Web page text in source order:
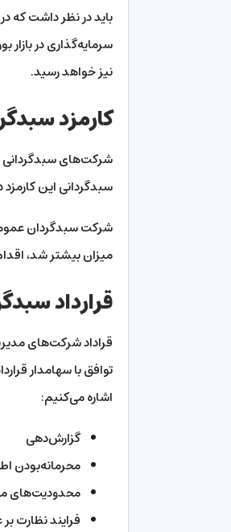
باید در نظر داشت که
سرمایه‌گذاری در
نیز خواهد رسید.
کارمزد
شرکت‌های سبدگردانی
سبدگردانی این
شرکت سبدگردان
میزان بیشتر شد،
قرارداد
قراداد شرکت‌های
توافق با سهامدار
اشاره می‌کنیم:
گزارش‌دهی
محرمانه‌بودن
محدودیت‌های
فرایند نظارت